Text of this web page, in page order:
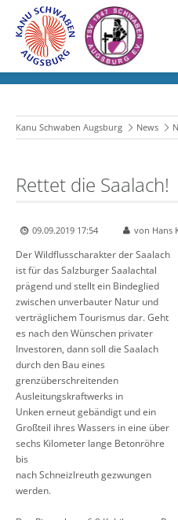
Kanu Schwaben Augsburg News
Rettet die Saalach!
09.09.2019 17:54 von Hans
Der Wildflusscharakter der Saalach
ist für das Salzburger Saalachtal
prägend und stellt ein Bindeglied
zwischen unverbauter Natur und
verträglichem Tourismus dar. Geht
es nach den Wünschen privater
Investoren, dann soll die Saalach
durch den Bau eines
grenzüberschreitenden
Ausleitungskraftwerks in
Unken erneut gebändigt und ein
Großteil ihres Wassers in eine über
sechs Kilometer lange Betonröhre
bis
nach Schneizlreuth gezwungen
werden.